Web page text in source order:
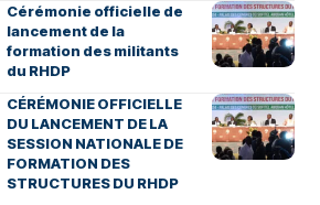
Cérémonie officielle de
lancement de la
formation des militants
du RHDP
CÉRÉMONIE OFFICIELLE
DU LANCEMENT DE LA
SESSION NATIONALE DE
FORMATION DES
STRUCTURES DU RHDP